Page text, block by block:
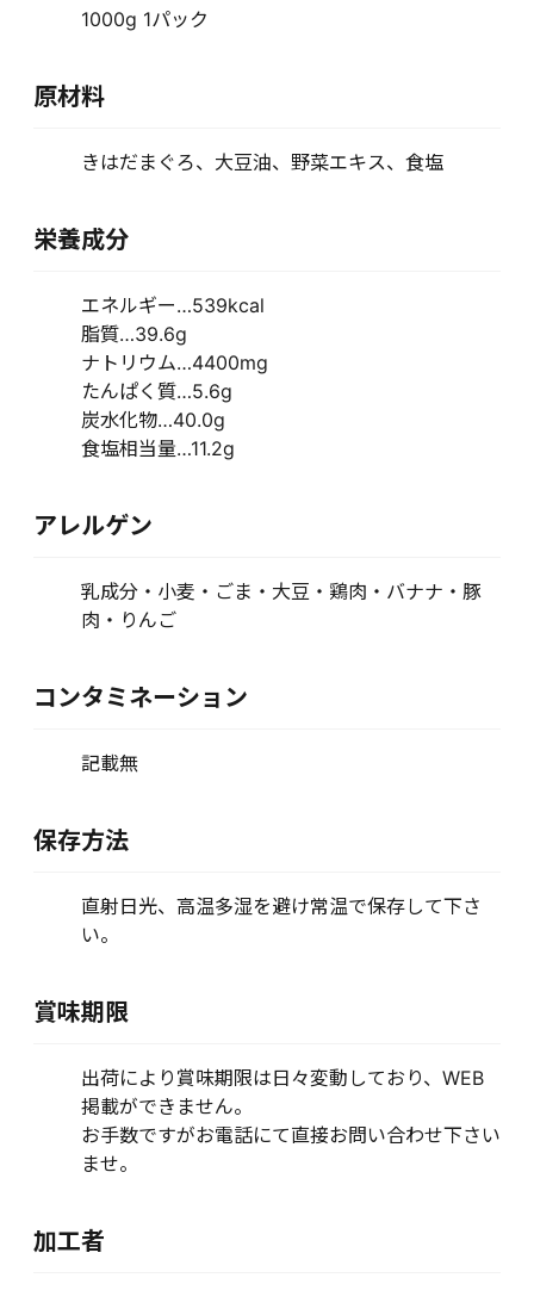
1000g 1パック
原材料
きはだまぐろ、大豆油、野菜エキス、食塩
栄養成分
エネルギー…539kcal
脂質…39.6g
ナトリウム…4400mg
たんぱく質…5.6g
炭水化物…40.0g
食塩相当量…11.2g
アレルゲン
乳成分・小麦・ごま・大豆・鶏肉・バナナ・豚
肉・りんご
コンタミネーション
記載無
保存方法
直射日光、高温多湿を避け常温で保存して下さ
い。
賞味期限
出荷により賞味期限は日々変動しており、WEB
掲載ができません。
お手数ですがお電話にて直接お問い合わせ下さい
ませ。
加工者